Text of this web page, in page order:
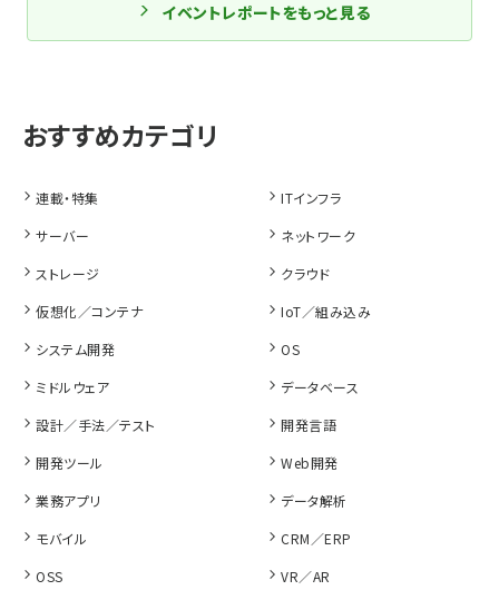
イベントレポートをもっと見る
連載・特集
ITインフラ
サーバー
ネットワーク
ストレージ
クラウド
仮想化／コンテナ
IoT／組み込み
システム開発
OS
ミドルウェア
データベース
設計／手法／テスト
開発言語
開発ツール
Web開発
業務アプリ
データ解析
モバイル
CRM／ERP
OSS
VR／AR